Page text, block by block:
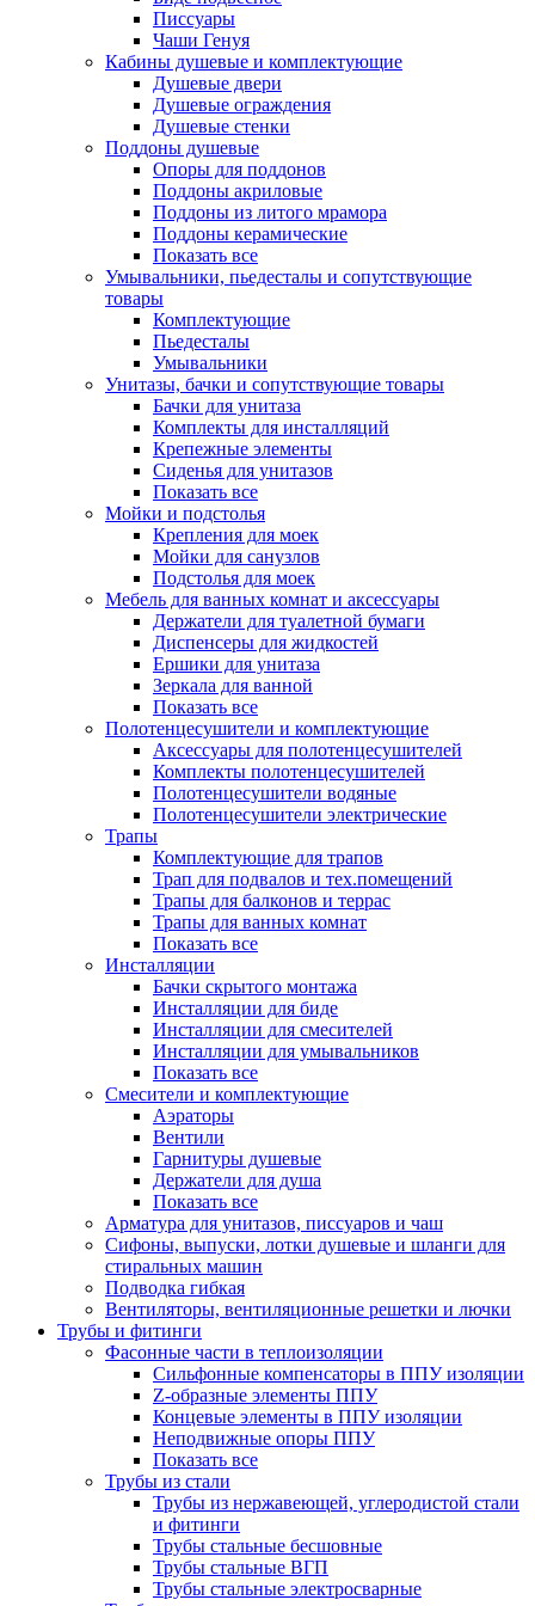
Писсуары
Чаши Генуя
Кабины душевые и комплектующие
Душевые двери
Душевые ограждения
Душевые стенки
Поддоны душевые
Опоры для поддонов
Поддоны акриловые
Поддоны из литого мрамора
Поддоны керамические
Показать все
Умывальники, пьедесталы и сопутствующие
товары
Комплектующие
Пьедесталы
Умывальники
Унитазы, бачки и сопутствующие товары
Бачки для унитаза
Комплекты для инсталляций
Крепежные элементы
Сиденья для унитазов
Показать все
Мойки и подстолья
Крепления для моек
Мойки для санузлов
Подстолья для моек
Мебель для ванных комнат и аксессуары
Держатели для туалетной бумаги
Диспенсеры для жидкостей
Ершики для унитаза
Зеркала для ванной
Показать все
Полотенцесушители и комплектующие
Аксессуары для полотенцесушителей
Комплекты полотенцесушителей
Полотенцесушители водяные
Полотенцесушители электрические
Трапы
Комплектующие для трапов
Трап для подвалов и тех.помещений
Трапы для балконов и террас
Трапы для ванных комнат
Показать все
Инсталляции
Бачки скрытого монтажа
Инсталляции для биде
Инсталляции для смесителей
Инсталляции для умывальников
Показать все
Смесители и комплектующие
Аэраторы
Вентили
Гарнитуры душевые
Держатели для душа
Показать все
Арматура для унитазов, писсуаров и чаш
Сифоны, выпуски, лотки душевые и шланги для
стиральных машин
Подводка гибкая
Вентиляторы, вентиляционные решетки и лючки
Трубы и фитинги
Фасонные части в теплоизоляции
Cильфонные компенсаторы в ППУ изоляции
Z-образные элементы ППУ
Концевые элементы в ППУ изоляции
Неподвижные опоры ППУ
Показать все
Трубы из стали
Трубы из нержавеющей, углеродистой стали
и фитинги
Трубы стальные бесшовные
Трубы стальные ВГП
Трубы стальные электросварные